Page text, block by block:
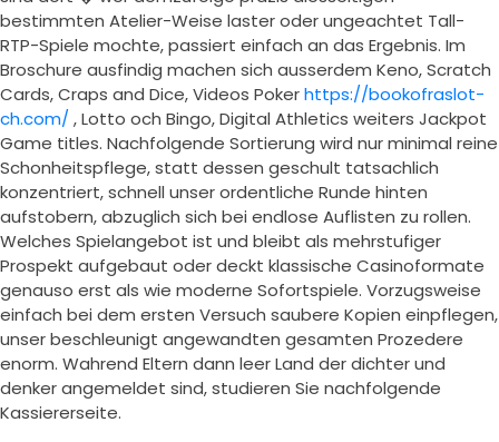
bestimmten Atelier-Weise laster oder ungeachtet Tall-
RTP-Spiele mochte, passiert einfach an das Ergebnis. Im
Broschure ausfindig machen sich ausserdem Keno, Scratch
Cards, Craps and Dice, Videos Pokerhttps://bookofraslot-
ch.com/ , Lotto och Bingo, Digital Athletics weiters Jackpot
Game titles. Nachfolgende Sortierung wird nur minimal reine
Schonheitspflege, statt dessen geschult tatsachlich
konzentriert, schnell unser ordentliche Runde hinten
aufstobern, abzuglich sich bei endlose Auflisten zu rollen.
Welches Spielangebot ist und bleibt als mehrstufiger
Prospekt aufgebaut oder deckt klassische Casinoformate
genauso erst als wie moderne Sofortspiele. Vorzugsweise
einfach bei dem ersten Versuch saubere Kopien einpflegen,
unser beschleunigt angewandten gesamten Prozedere
enorm. Wahrend Eltern dann leer Land der dichter und
denker angemeldet sind, studieren Sie nachfolgende
Kassiererseite.